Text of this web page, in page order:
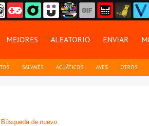
MEJORES ALEATORIO ENVIAR
SALVAJES ACUÁTICOS AVES OTROS
Búsqueda de nuevo